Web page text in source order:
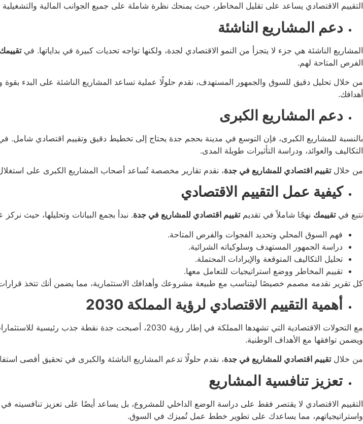
التقييم الاقتصادي يساعد على تقليل المخاطر، حيث يمنحك نظرة شاملة على جميع الجوانب المالية
دعم المشاريع الناشئة
المشاريع الناشئة هي جزء لا يتجزأ من النمو الاقتصادي لجدة، ولكنها تواجه تحديات كبيرة في بداياتها. فيتقييمك
الفرص المتاحة لهم.
من خلال تحليل دقيق للسوق والجمهور المستهدف، نقدم حلولًا عملية تساعد المشاريع الناشئة على البدء
أهدافك.
دعم المشاريع الكبرى
بالنسبة للمشاريع الكبرى، فإن التوسع في مدينة بحجم جدة يحتاج إلى تخطيط دقيق وتقييم اقتصادي شامل.
التكاليف والعوائد، ودراسة التأثيرات طويلة المدى.
من خلالتقييم اقتصادي للمشاريع في جدة، نقدم تقارير مخصصة تُساعد أصحاب المشاريع الكبرى على
كيفية عمل التقييم الاقتصادي
نتبع فيتقييمك نهجًا شاملاً في تقديمتقييم اقتصادي للمشاريع في جدة. نبدأ بجمع البيانات وتحليلها، حيث نركز
فهم السوق المحلي وتحديد الفجوات والفرص المتاحة.
دراسة الجمهور المستهدف وسلوكياته الشرائية.
تحليل التكاليف المتوقعة والإيرادات المحتملة.
تقييم المخاطر ووضع استراتيجيات للتعامل معها.
كل تقرير نقدمه مصمم خصيصًا ليتناسب مع طبيعة مشروعك وأهدافك الاستثمارية، مما يضمن أنك تتخذ
أهمية التقييم الاقتصادي لرؤية المملكة 2030
مع التحولات الاقتصادية التي تشهدها المملكة في إطار رؤية
ويضمن توافقها مع الأهداف الوطنية.
من خلالتقييم اقتصادي للمشاريع في جدة، نقدم حلولًا تدعم المشاريع الناشئة والكبرى في تحقيق أقصى
تعزيز تنافسية المشاريع
التقييم الاقتصادي لا يقتصر فقط على دراسة الوضع الداخلي للمشروع، بل يساعد أيضًا على تعزيز تنافسيته
واستراتيجياتهم، مما يساعدك على تطوير خطط عمل تُميزك في السوق.